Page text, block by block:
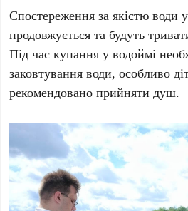
Спостереження за якістю води
продовжується та будуть
Під час купання у водоймі
заковтування води, особливо
рекомендовано прийняти душ.